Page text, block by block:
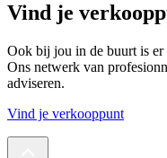
Vind je
Ook bij jou in de buurt is er
Ons netwerk van
adviseren.
Vind je verkooppunt